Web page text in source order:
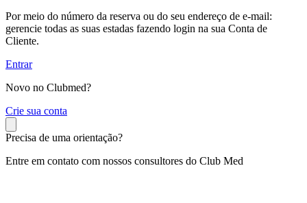
Por meio do número da reserva ou do seu endereço de e-mail:
gerencie todas as suas estadas fazendo login na sua Conta de
Cliente.
Entrar
Novo no Clubmed?
Crie sua conta
Precisa de uma orientação?
Entre em contato com nossos consultores do Club Med